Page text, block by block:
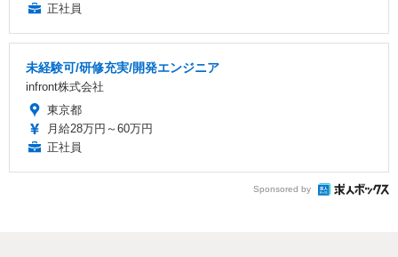
正社員
未経験可/研修充実/開発エンジニア
infront株式会社
東京都
月給28万円～60万円
正社員
Sponsored by